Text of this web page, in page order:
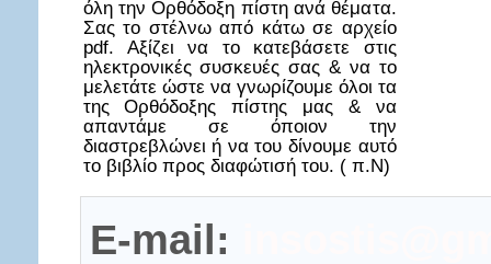
όλη την Ορθόδοξη πίστη ανά θέματα.
Σας το στέλνω από κάτω σε αρχείο
pdf. Αξίζει να το κατεβάσετε στις
ηλεκτρονικές συσκευές σας & να το
μελετάτε ώστε να γνωρίζουμε όλοι τα
της Ορθόδοξης πίστης μας & να
απαντάμε σε όποιον την
διαστρεβλώνει ή να του δίνουμε αυτό
το βιβλίο προς διαφώτισή του. ( π.Ν)
E-mail: